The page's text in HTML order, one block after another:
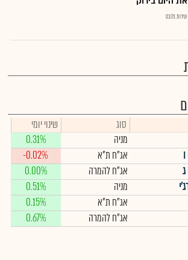
שירות גלובס
סוג
שינוי יומי
מניה
0.31%
אג"ח ת"א
-0.02%
אג"ח להמרה
0.00%
מניה
0.51%
אג"ח ת"א
0.15%
אג"ח להמרה 0.67%